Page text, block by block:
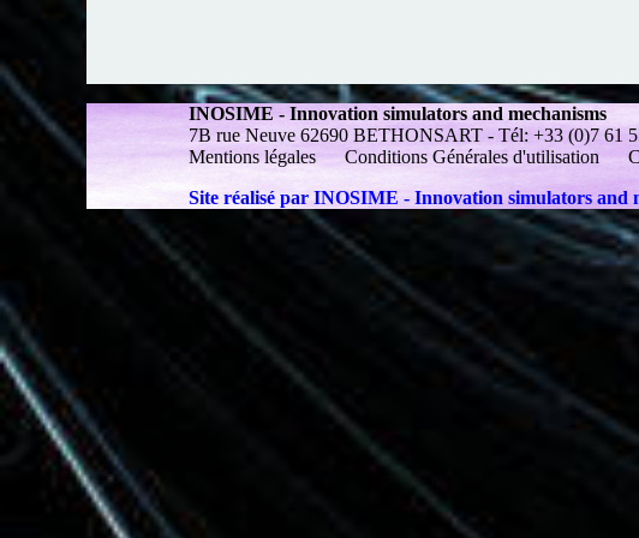
INOSIME - Innovation simulators and mechanisms
7B rue Neuve 62690 BETHONSART - Tél: +33 (0)7 61
Mentions légales
Conditions Générales d'utilisation
Site réalisé par INOSIME - Innovation simulators and